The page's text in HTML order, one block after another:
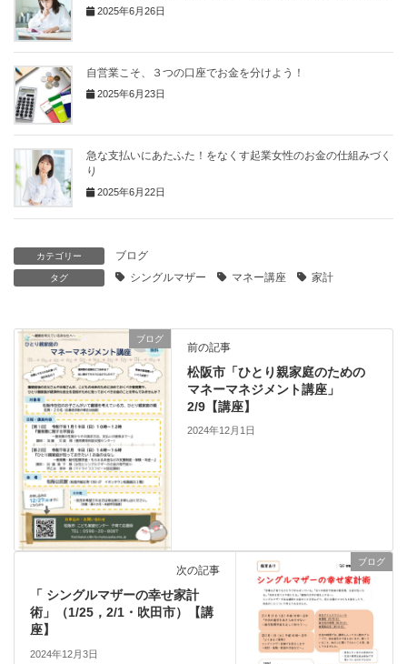
2025年6月26日
自営業こそ、３つの口座でお金を分けよう！
2025年6月23日
急な支払いにあたふた！をなくす起業女性のお金の仕組みづく
り
2025年6月22日
カテゴリー ブログ
タグ シングルマザー マネー講座 家計
ブログ
前の記事
松阪市「ひとり親家庭のための
マネーマネジメント講座」
2/9【講座】
2024年12月1日
ブログ
次の記事
「 シングルマザーの幸せ家計
術」（1/25，2/1・吹田市）【講
座】
2024年12月3日